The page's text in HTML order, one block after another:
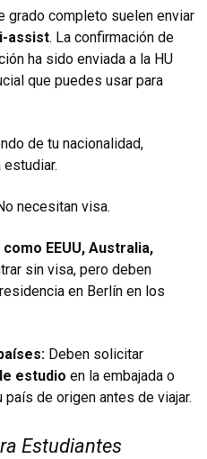
grado completo suelen enviar
assist. La confirmación de
ha sido enviada a la HU
que puedes usar para
de tu nacionalidad,
necesitan visa.
EEUU, Australia,
sin visa, pero deben
en Berlín en los
Deben solicitar
estudio en la embajada o
de origen antes de viajar.
Estudiantes